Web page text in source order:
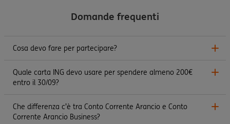
Domande frequenti
Cosa devo fare per partecipare?
Quale carta ING devo usare per spendere almeno 200€
entro il 30/09?
Che differenza c’è tra Conto Corrente Arancio e Conto
Corrente Arancio Business?